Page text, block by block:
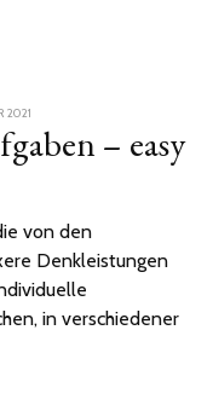
2021
MÄRZ
2021
– easy
von den
Denkleistungen
in verschiedener